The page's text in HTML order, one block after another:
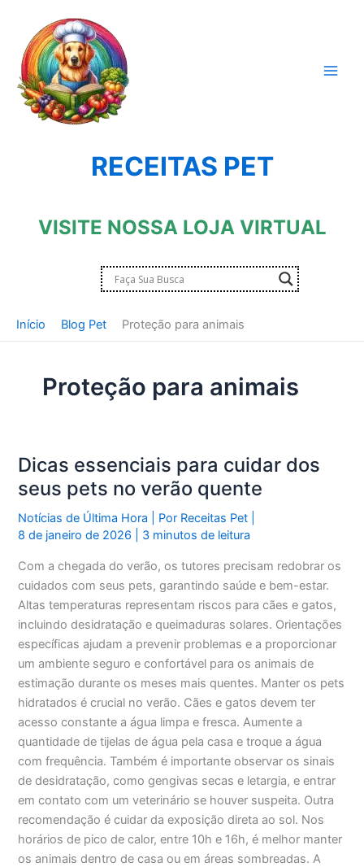
conteúdo
RECEITAS PET
VISITE NOSSA LOJA VIRTUAL
Início Blog Pet Proteção para animais
Proteção para animais
Dicas essenciais para cuidar dos
seus pets no verão quente
Notícias de Última Hora | Por Receitas Pet
8 de janeiro de 2026
3 minutos de leitura
Com a chegada do verão, os tutores precisam redobrar os
cuidados com seus pets, garantindo saúde e bem-estar.
Altas temperaturas representam riscos para cães e gatos,
incluindo desidratação e queimaduras solares. Orientações
específicas ajudam a prevenir problemas e a proporcionar
um ambiente seguro e confortável para os animais de
estimação durante os meses mais quentes. Manter os pets
hidratados é crucial no verão. Cães e gatos devem ter
acesso constante a água limpa e fresca. Aumente a
quantidade de tijelas de água pela casa e troque a água
com frequência. Também é importante observar os sinais
de desidratação, como gengivas secas e letargia, e entrar
em contato com um veterinário se houver suspeita. Outra
recomendação é cuidar da exposição direta ao sol. Nos
horários de pico de calor, entre 10h e 16h, é melhor manter
os animais dentro de casa ou em áreas sombreadas. A